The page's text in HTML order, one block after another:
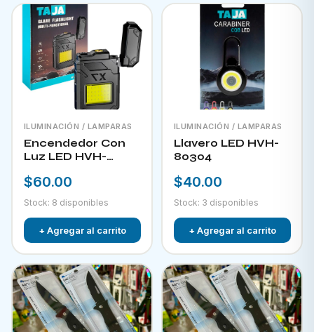
ILUMINACIÓN / LAMPARAS
Encendedor Con
Luz LED HVH-
$60.00
Stock: 8 disponibles
+ Agregar al carrito
ILUMINACIÓN / LAMPARAS
Llavero LED HVH-
80304
$40.00
Stock: 3 disponibles
+ Agregar al carrito